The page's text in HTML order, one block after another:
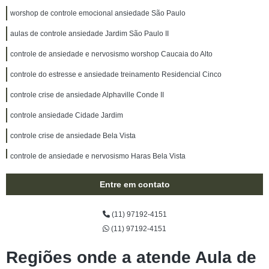
worshop de controle emocional ansiedade São Paulo
aulas de controle ansiedade Jardim São Paulo II
controle de ansiedade e nervosismo worshop Caucaia do Alto
controle do estresse e ansiedade treinamento Residencial Cinco
controle crise de ansiedade Alphaville Conde II
controle ansiedade Cidade Jardim
controle crise de ansiedade Bela Vista
controle de ansiedade e nervosismo Haras Bela Vista
aulas de controle de ansiedade Alphaville Conde I
controle do estresse e ansiedade worshop Vila Madalena
controle de ansiedade Pitas
Entre em contato
(11) 97192-4151
(11) 97192-4151
Regiões onde a atende Aula de